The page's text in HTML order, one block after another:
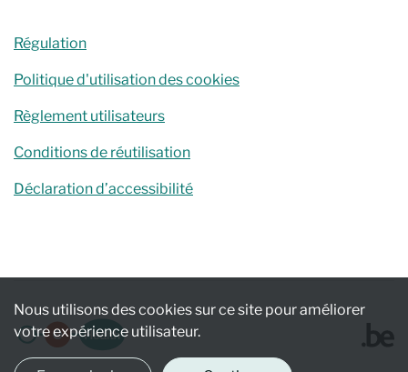
Régulation
Politique d'utilisation des cookies
Règlement utilisateurs
Conditions de réutilisation
Déclaration d’accessibilité
Nous utilisons des cookies sur ce site pour améliorer
votre expérience utilisateur.